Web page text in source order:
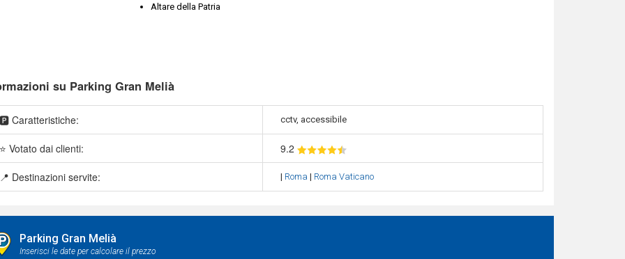
Altare della Patria
su Parking Gran Melià
Caratteristiche: cctv, accessibile
Votato dai clienti: 9.2
Destinazioni servite: | Roma | Roma Vaticano
Parking Gran Melià
Inserisci le date per calcolare il prezzo